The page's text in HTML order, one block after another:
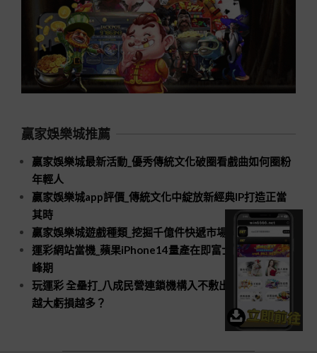
贏家娛樂城推薦
贏家娛樂城最新活動_優秀傳統文化破圈看戲曲如何圈粉
年輕人
贏家娛樂城app評價_傳統文化中綻放新經典IP打造正當
其時
贏家娛樂城遊戲種類_挖掘千億件快遞市場新空間
運彩網站當機_蘋果iPhone14量產在即富士康招工進入高
峰期
玩運彩 全壘打_八成民營連鎖機構入不敷出口腔醫療規模
越大虧損越多？